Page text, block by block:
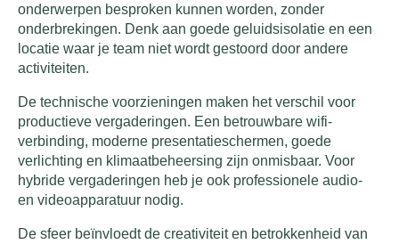
onderwerpen besproken kunnen worden, zonder
onderbrekingen. Denk aan goede geluidsisolatie en een
locatie waar je team niet wordt gestoord door andere
activiteiten.
De technische voorzieningen maken het verschil voor
productieve vergaderingen. Een betrouwbare wifi-
verbinding, moderne presentatieschermen, goede
verlichting en klimaatbeheersing zijn onmisbaar. Voor
hybride vergaderingen heb je ook professionele audio-
en videoapparatuur nodig.
De sfeer beïnvloedt de creativiteit en betrokkenheid van